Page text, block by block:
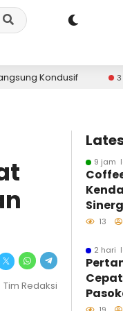
Pertamina Hadirkan
Tim Redaksi
9 jam
Insan
13
2 hari